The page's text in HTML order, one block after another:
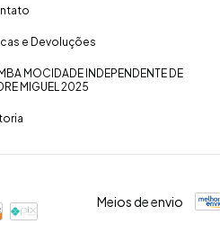
e Devoluções
MOCIDADE INDEPENDENTE DE
MIGUEL 2025
Meios de envio